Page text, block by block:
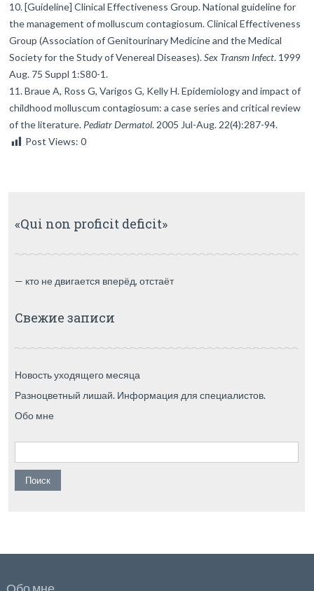
[Guideline] Clinical Effectiveness Group. National guideline for
the management of molluscum contagiosum. Clinical Effectiveness
Group (Association of Genitourinary Medicine and the Medical
Society for the Study of Venereal Diseases).Sex Transm Infect. 1999
Aug. 75 Suppl 1:S80-1.
Braue A, Ross G, Varigos G, Kelly H. Epidemiology and impact of
childhood molluscum contagiosum: a case series and critical review
of the literature. Pediatr Dermatol. 2005 Jul-Aug. 22(4):287-94.
Post Views: 0
«Qui non proficit deficit»
— кто не двигается вперёд, отстаёт
Свежие записи
Новость уходящего месяца
Разноцветный лишай. Информация для специалистов.
Обо мне
Найти: